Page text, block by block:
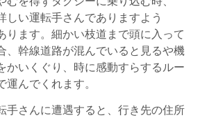
しい運転手さんでありますよう
ります。細かい枝道まで頭に入って
、幹線道路が混んでいると見るや機
かいくぐり、時に感動すらするルー
運んでくれます。
さんに遭遇すると、行き先の住所